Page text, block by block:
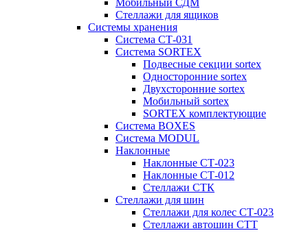
Мобильный СДМ
Стеллажи для ящиков
Системы хранения
Система СТ-031
Система SORTEX
Подвесные секции sortex
Односторонние sortex
Двухсторонние sortex
Мобильный sortex
SORTEX комплектующие
Система BOXES
Система MODUL
Наклонные
Наклонные СТ-023
Наклонные СТ-012
Стеллажи СТК
Стеллажи для шин
Стеллажи для колес СТ-023
Стеллажи автошин СТТ